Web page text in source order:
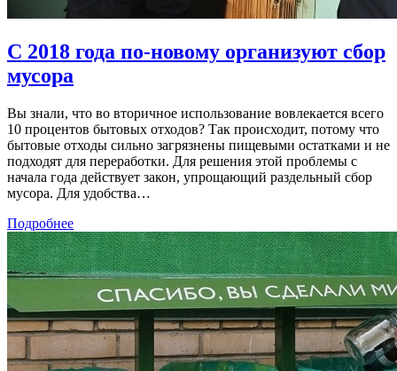
С 2018 года по-новому организуют сбор
мусора
Вы знали, что во вторичное использование вовлекается всего
10 процентов бытовых отходов? Так происходит, потому что
бытовые отходы сильно загрязнены пищевыми остатками и не
подходят для переработки. Для решения этой проблемы с
начала года действует закон, упрощающий раздельный сбор
мусора. Для удобства…
Подробнее